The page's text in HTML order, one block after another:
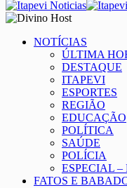
NOTÍCIAS
ÚLTIMA
DESTAQUE
ITAPEVI
ESPORTES
REGIÃO
EDUCAÇÃO
POLÍTICA
SAÚDE
POLÍCIA
ESPECIAL
FATOS E